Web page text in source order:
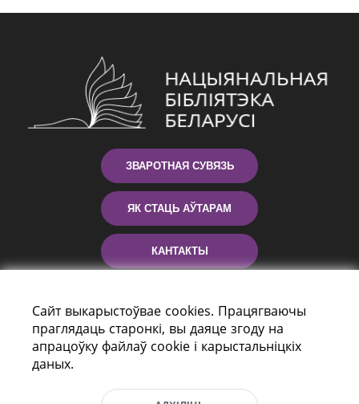
ЗВАРОТНАЯ СУВЯЗЬ
ЯК СТАЦЬ АЎТАРАМ
КАНТАКТЫ
Сайт выкарыстоўвае cookies. Працягваючы
праглядаць старонкі, вы даяце згоду на
апрацоўку файлаў cookie і карыстальніцкіх
даных.